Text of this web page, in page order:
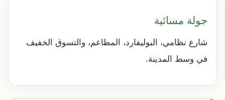
جولة مسائية
شارع نظامي، البوليفارد، المطاعم، والتسوق الخفيف
في وسط المدينة.